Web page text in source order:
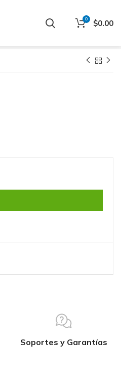
0 $0.00
Soportes y Garantías